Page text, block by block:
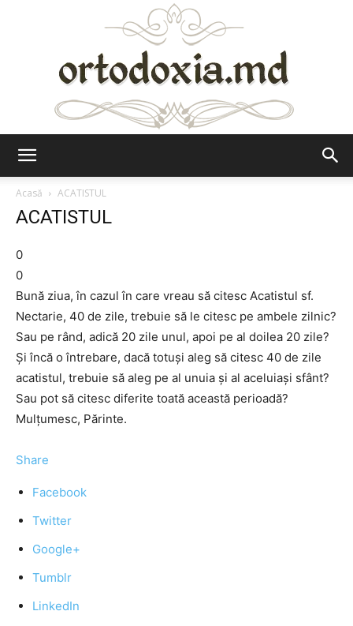
Acasă
ACATISTUL
ACATISTUL
0
0
Bună ziua, în cazul în care vreau să citesc Acatistul sf.
Nectarie, 40 de zile, trebuie să le citesc pe ambele zilnic?
Sau pe rând, adică 20 zile unul, apoi pe al doilea 20 zile?
Şi încă o întrebare, dacă totuşi aleg să citesc 40 de zile
acatistul, trebuie să aleg pe al unuia şi al aceluiaşi sfânt?
Sau pot să citesc diferite toată această perioadă?
Mulţumesc, Părinte.
Share
Facebook
Twitter
Google+
Tumblr
LinkedIn